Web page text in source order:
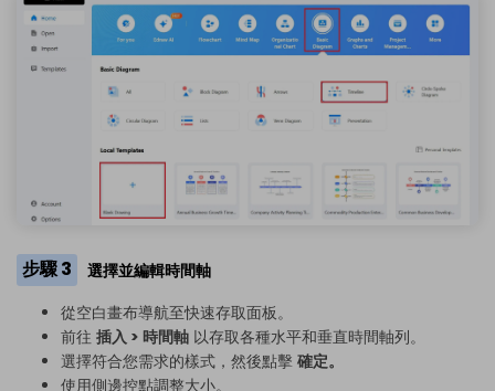
步驟 3
選擇並編輯時間軸
從空白畫布導航至快速存取面板。
前往 插入 > 時間軸 以存取各種水平和垂直時間軸列。
選擇符合您需求的樣式，然後點擊 確定。
使用側邊控點調整大小。